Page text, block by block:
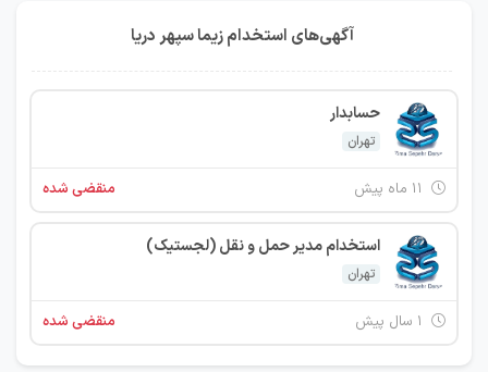
آگهی‌های استخدام زیما سپهر دریا
حسابدار
تهران
منقضی شده
استخدام مدیر حمل و نقل (لجستیک)
تهران
منقضی شده